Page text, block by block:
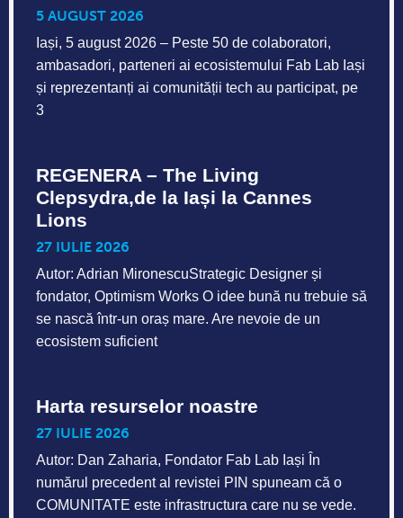
5 AUGUST 2026
Iași, 5 august 2026 – Peste 50 de colaboratori,
ambasadori, parteneri ai ecosistemului Fab Lab Iași
și reprezentanți ai comunității tech au participat, pe
3
REGENERA – The Living
Clepsydra,de la Iași la Cannes
Lions
27 IULIE 2026
Autor: Adrian MironescuStrategic Designer și
fondator, Optimism Works O idee bună nu trebuie să
se nască într-un oraș mare. Are nevoie de un
ecosistem suficient
Harta resurselor noastre
27 IULIE 2026
Autor: Dan Zaharia, Fondator Fab Lab Iași În
numărul precedent al revistei PIN spuneam că o
COMUNITATE este infrastructura care nu se vede.